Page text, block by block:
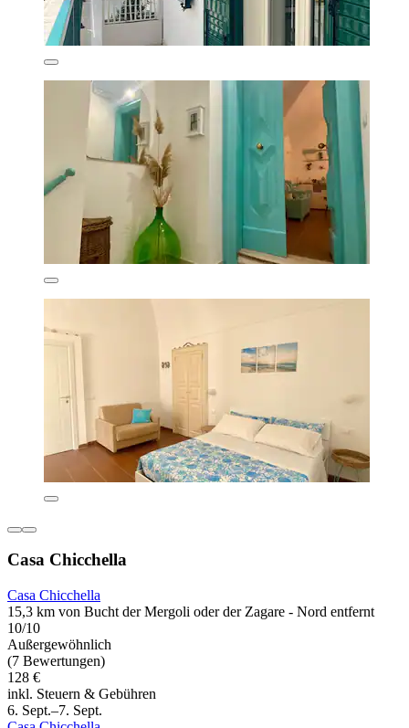
Casa Chicchella
Casa Chicchella
15,3 km von Bucht der Mergoli oder der Zagare - Nord entfernt
10/10
Außergewöhnlich
(7 Bewertungen)
128 €
inkl. Steuern & Gebühren
6. Sept.–7. Sept.